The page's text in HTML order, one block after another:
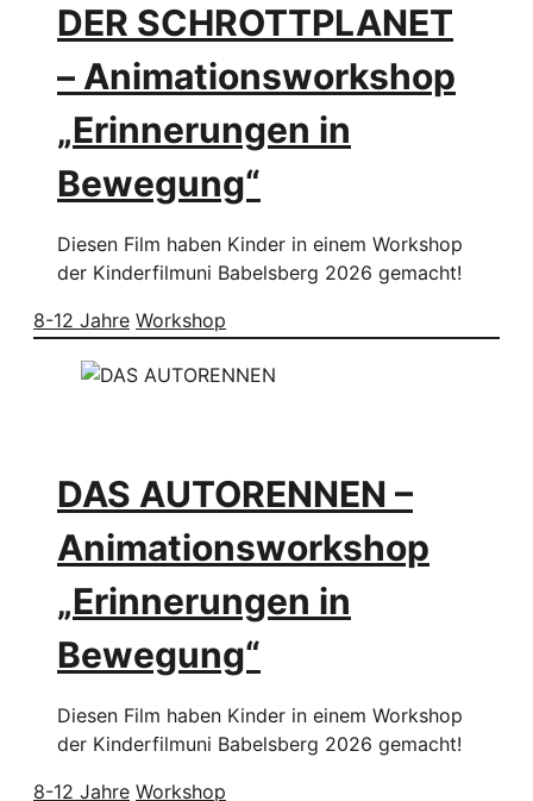
DER SCHROTTPLANET
– Animationsworkshop
„Erinnerungen in
Bewegung“
Diesen Film haben Kinder in einem Workshop
der Kinderfilmuni Babelsberg 2026 gemacht!
8-12 Jahre Workshop
DAS AUTORENNEN –
Animationsworkshop
„Erinnerungen in
Bewegung“
Diesen Film haben Kinder in einem Workshop
der Kinderfilmuni Babelsberg 2026 gemacht!
8-12 Jahre Workshop